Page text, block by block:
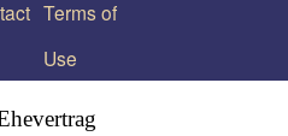
Terms of
Use